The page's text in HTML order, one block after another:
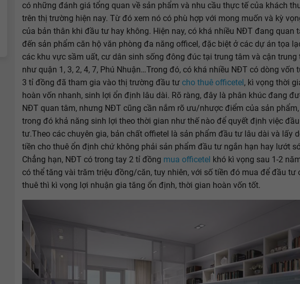
có những đánh giá tổng quan về sản phẩm và nhu cầu thực tế của khách
trên thị trường hiện nay. Từ đó xem nó có phù hợp với mong muốn và kỳ
của bản thân khi đầu tư hay không. Hiện nay, có khá nhiều NĐT đang quan
đến sản phẩm căn hộ văn phòng đa năng officel, đặc biệt ở các dự án tọa
các khu vực sầm uất, cư dân sinh sống đông đúc tại trung tâm và cận trung
như quận 1, 3, 2, 4, 7, Phú Nhuận…Trong đó, có khá nhiều NĐT có dòng vốn
3 tỉ đồng đã tham gia vào thị trường đầu tư cho thuê officetel , kì vọng thời
hoàn vốn nhanh, sinh lợi ổn định lâu dài. Rõ ràng, đây là phân khúc đang
NĐT quan tâm, nhưng NĐT cũng cần nắm rõ ưu/nhược điểm của sản phẩm,
trong đó khả năng sinh lợi theo thời gian như thế nào để quyết định việc đầu
tư.Theo các chuyên gia, bản chất offietel là sản phẩm đầu tư lâu dài và lấy
tiền cho thuê ổn định chứ không phải sản phẩm đầu tư ngắn hạn hay lướt
Chẳng hạn, NĐT có trong tay 2 tỉ đồng mua officetel khó kì vọng sau 1-2
có thể tăng vài trăm triệu đồng/căn, tuy nhiên, với số tiền đó mua để đầu tư
thuê thì kì vọng lợi nhuận gia tăng ổn định, thời gian hoàn vốn tốt.